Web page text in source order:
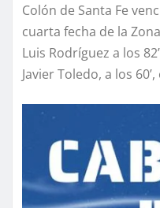
Colón de Santa Fe
cuarta fecha de la
Luis Rodríguez a los
Javier Toledo, a los